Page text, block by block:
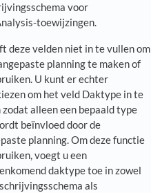
voor
toewijzingen.
deze velden niet in te vullen om
planning te maken of
U kunt er echter
om het veld Daktype in te
alleen een bepaald type
beïnvloed door de
planning. Om deze functie
voegt u een
daktype toe in zowel
als